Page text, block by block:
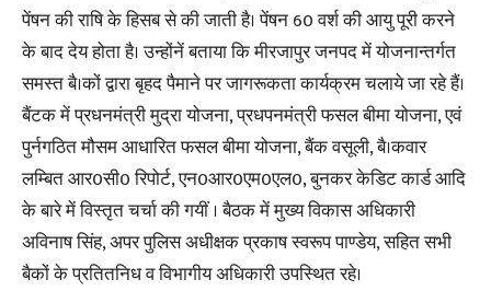
पेंषन की राषि के हिसब से की जाती है। पेंषन 60 वर्श की आयु पूरी करने
के बाद देय होता है। उन्होंनें बताया कि मीरजापुर जनपद में योजनान्तर्गत
समस्त बै।कों द्वारा बृहद पैमाने पर जागरूकता कार्यक्रम चलाये जा रहे हैं।
बैंटक में प्रधनमंत्री मुद्रा योजना, प्रधपनमंत्री फसल बीमा योजना, एवं
पुर्नगठित मौसम आधारित फसल बीमा योजना, बैंक वसूली, बै।कवार
लम्बित आर0सी0 रिपोर्ट, एन0आर0एम0एल0, बुनकर केडिट कार्ड आदि
के बारे में विस्तृत चर्चा की गयीं । बैठक में मुख्य विकास अधिकारी
अविनाष सिंह, अपर पुलिस अधीक्षक प्रकाष स्वरूप पाण्डेय, सहित सभी
बैकों के प्रतितनिध व विभागीय अधिकारी उपस्थित रहे।